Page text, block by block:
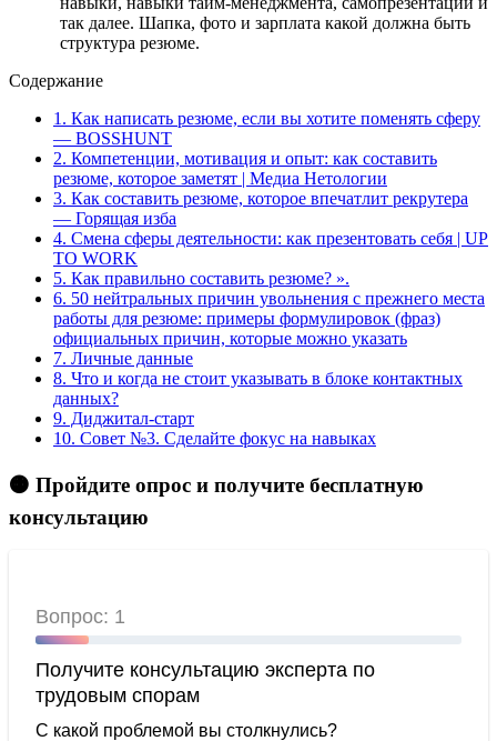
так далее. Шапка, фото и зарплата какой должна быть
структура резюме.
Содержание
1. Как написать резюме, если вы хотите поменять сферу
— BOSSHUNT
2. Компетенции, мотивация и опыт: как составить
резюме, которое заметят | Медиа Нетологии
3. Как составить резюме, которое впечатлит рекрутера
— Горящая изба
4. Смена сферы деятельности: как презентовать себя | UP
TO WORK
5. Как правильно составить резюме? ».
6. 50 нейтральных причин увольнения с прежнего места
работы для резюме: примеры формулировок (фраз)
официальных причин, которые можно указать
7. Личные данные
8. Что и когда не стоит указывать в блоке контактных
данных?
9. Диджитал-старт
10. Совет №3. Сделайте фокус на навыках
🟠 Пройдите опрос и получите бесплатную
консультацию